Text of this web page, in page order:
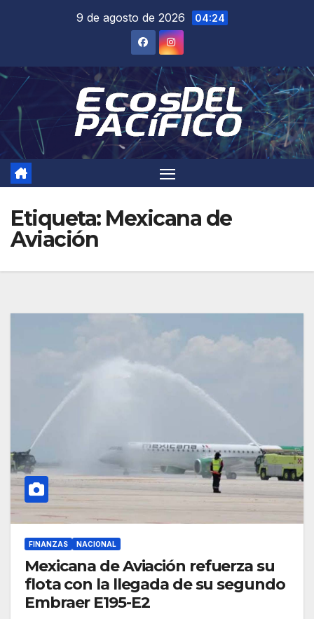
9 de agosto de 2026 04:24
Etiqueta: Mexicana de
Aviación
FINANZAS NACIONAL
Mexicana de Aviación refuerza su
flota con la llegada de su segundo
Embraer E195-E2